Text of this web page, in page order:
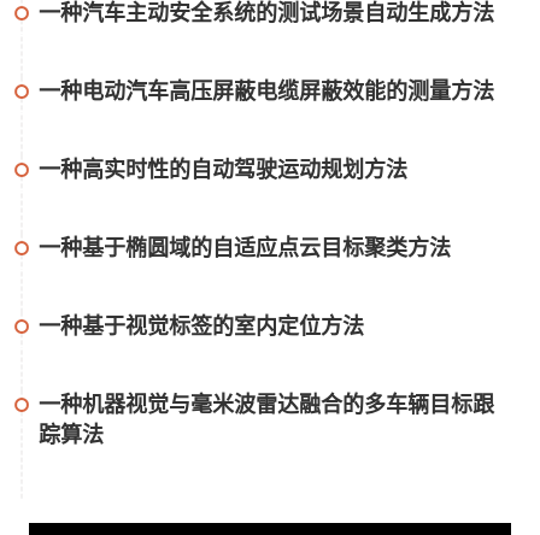
一种汽车主动安全系统的测试场景自动生成方法
一种电动汽车高压屏蔽电缆屏蔽效能的测量方法
一种高实时性的自动驾驶运动规划方法
一种基于椭圆域的自适应点云目标聚类方法
一种基于视觉标签的室内定位方法
一种机器视觉与毫米波雷达融合的多车辆目标跟
踪算法